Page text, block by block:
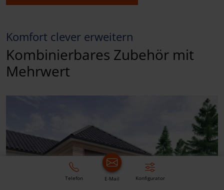
Komfort clever erweitern
Kombinierbares Zubehör mit
Mehrwert
Telefon E-Mail Konfigurator